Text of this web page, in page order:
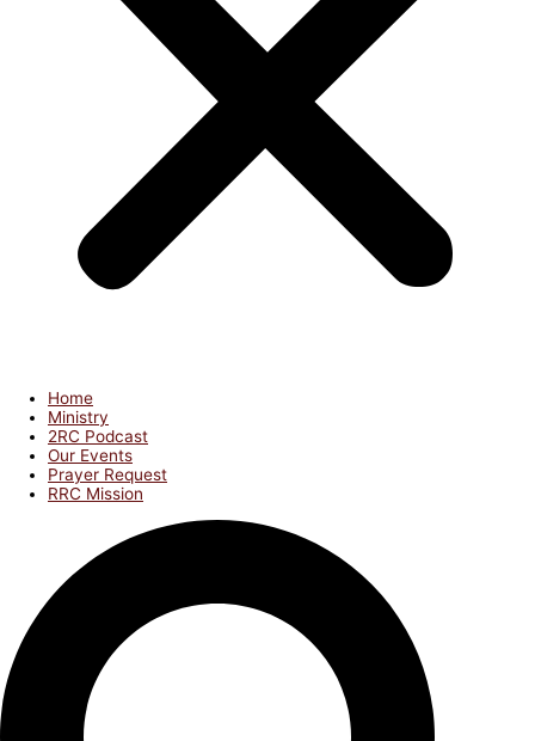
Home
Ministry
2RC Podcast
Our Events
Prayer Request
RRC Mission